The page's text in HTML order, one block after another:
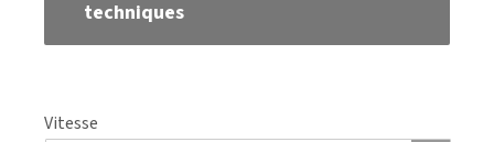
techniques
Vitesse